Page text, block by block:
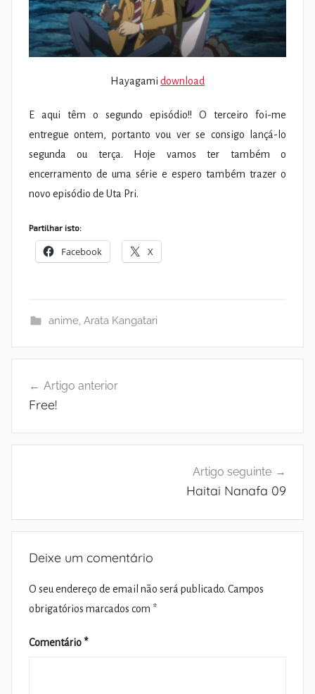
Hayagami download
E aqui têm o segundo episódio!! O terceiro foi-me
entregue ontem, portanto vou ver se consigo lançá-lo
segunda ou terça. Hoje vamos ter também o
encerramento de uma série e espero também trazer o
novo episódio de Uta Pri.
Partilhar isto:
Facebook X
anime, Arata Kangatari
de
Artigo anterior
Free!
Artigo seguinte
Haitai Nanafa 09
Deixe um comentário
O seu endereço de email não será publicado. Campos
obrigatórios marcados com *
Comentário *